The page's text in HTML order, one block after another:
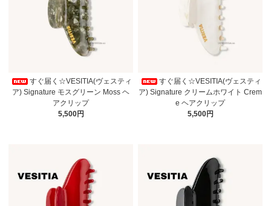
すぐ届く☆VESITIA(ヴェスティ
ア) Signature モスグリーン Moss ヘ
アクリップ
5,500円
すぐ届く☆VESITIA(ヴェスティ
ア) Signature クリームホワイト Crem
e ヘアクリップ
5,500円